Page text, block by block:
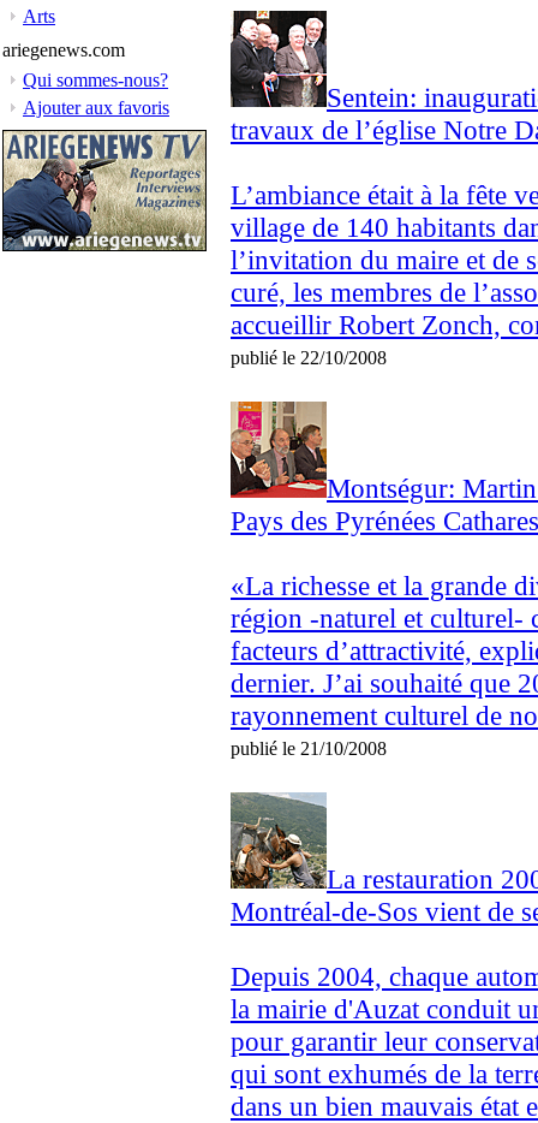
Arts
ariegenews.com
Qui sommes-nous?
Ajouter aux favoris
Sentein:
travaux de l’église Notre
L’ambiance était à la fête
village de 140 habitants
l’invitation du maire et de
curé, les membres de
accueillir Robert Zonch,
publié le 22/10/2008
Montségur:
Pays des Pyrénées Cathares
«La richesse et la grande
région -naturel et culturel-
facteurs d’attractivité,
dernier. J’ai souhaité que
rayonnement culturel de
publié le 21/10/2008
La restauration
Montréal-de-Sos vient de
Depuis 2004, chaque
la mairie d'Auzat conduit
pour garantir leur
qui sont exhumés de la
dans un bien mauvais état